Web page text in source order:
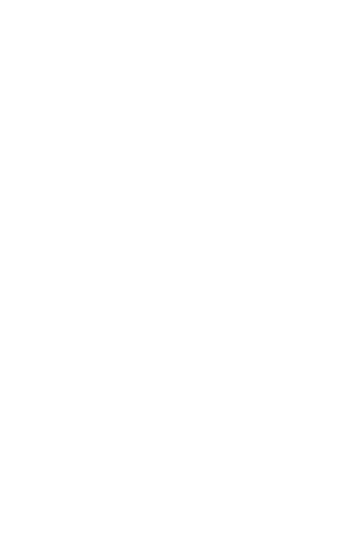
inferiori un contributo di 2.90 €